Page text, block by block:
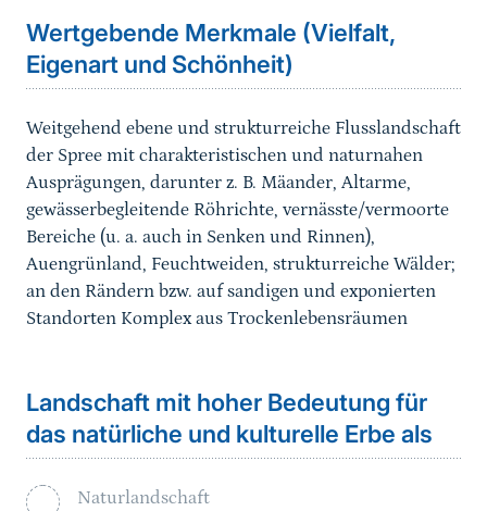
Wertgebende Merkmale (Vielfalt,
Eigenart und Schönheit)
Weitgehend ebene und strukturreiche Flusslandschaft
der Spree mit charakteristischen und naturnahen
Ausprägungen, darunter z. B. Mäander, Altarme,
gewässerbegleitende Röhrichte, vernässte/vermoorte
Bereiche (u. a. auch in Senken und Rinnen),
Auengrünland, Feuchtweiden, strukturreiche Wälder;
an den Rändern bzw. auf sandigen und exponierten
Standorten Komplex aus Trockenlebensräumen
Landschaft mit hoher Bedeutung für
das natürliche und kulturelle Erbe als
Naturlandschaft